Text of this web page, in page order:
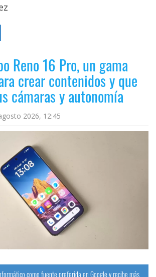
Reno 16 Pro, un gama
crear contenidos y que
cámaras y autonomía
2026, 12:45
como fuente preferida en Google y recibe más